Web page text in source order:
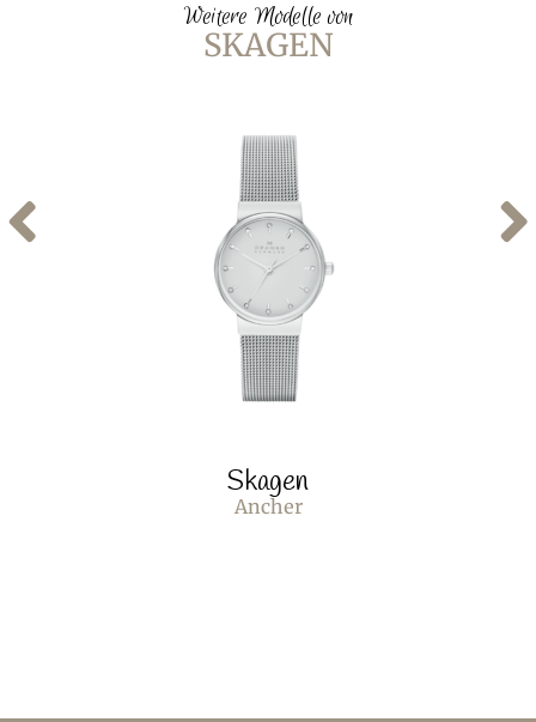
Weitere Modelle von
SKAGEN
Skagen
Ancher